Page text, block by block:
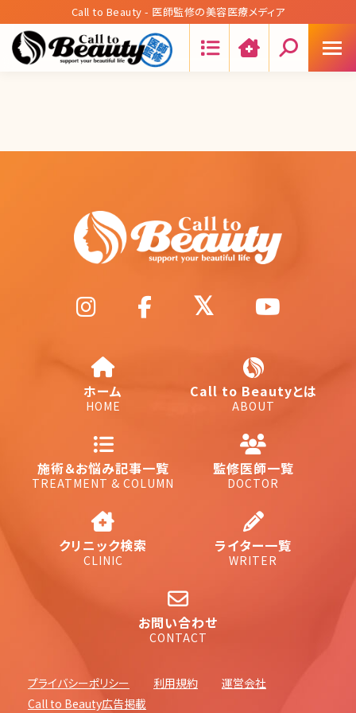
Call to Beauty - 医師監修の美容医療メディア
ホーム
HOME
Call to Beautyとは
ABOUT
施術＆お悩み記事一覧
TREATMENT & COLUMN
監修医師一覧
DOCTOR
クリニック検索
CLINIC
ライター一覧
WRITER
お問い合わせ
CONTACT
プライバシーポリシー 利用規約
運営会社
Call to Beauty広告掲載